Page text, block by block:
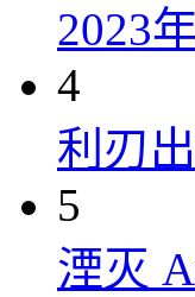
2023
4
利刃
5
湮灭